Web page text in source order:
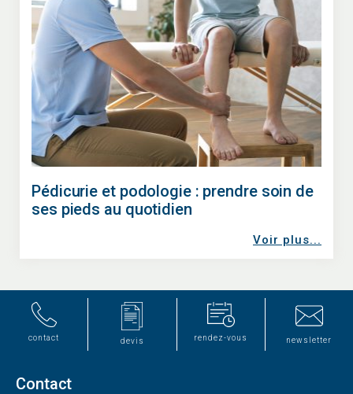
Pédicurie et podologie : prendre soin de
ses pieds au quotidien
Voir plus...
contact devis rendez-vous newsletter
Contact